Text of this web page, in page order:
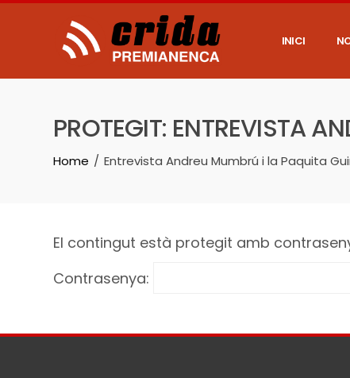
Skip
INICI
PROTEGIT: ENTREVISTA
Home Entrevista Andreu Mumbrú i la Paquita
El contingut està protegit amb
Contrasenya: